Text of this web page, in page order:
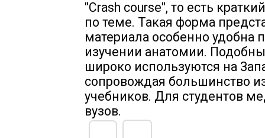
"Crash course", то есть
по теме. Такая форма
материала особенно удобна
изучении анатомии.
широко используются на
сопровождая большинство
учебников. Для студентов
вузов.